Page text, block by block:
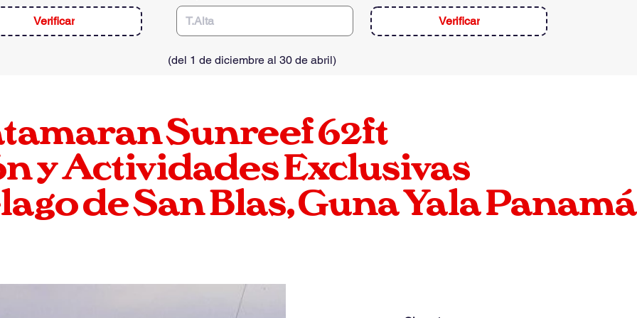
Verificar Verificar
(del 1 de diciembre al 30 de abril)
Sunreef62ft
y Actividades Exclusivas
de San Blas, Guna Yala Panamá